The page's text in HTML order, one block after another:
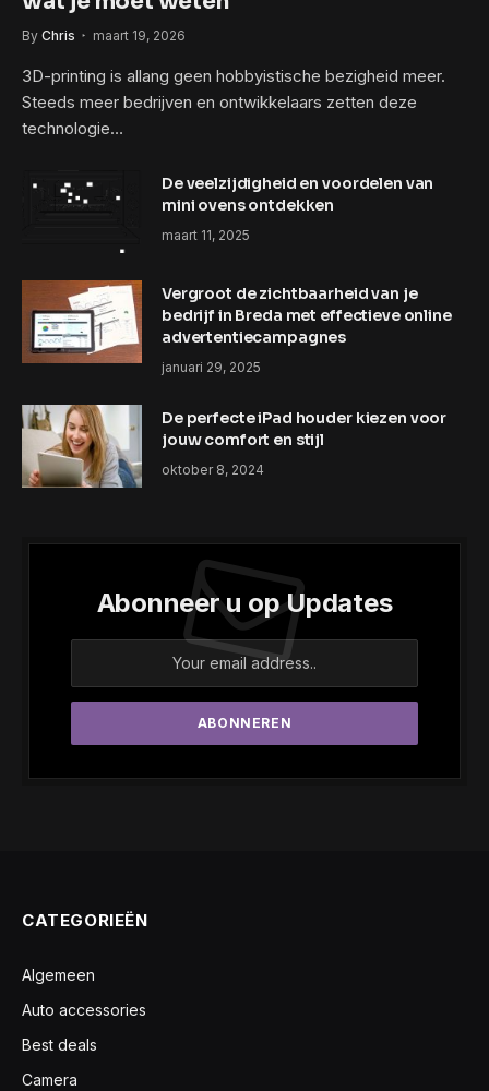
By Chris maart 19, 2026
3D-printing is allang geen hobbyistische bezigheid meer.
Steeds meer bedrijven en ontwikkelaars zetten deze
technologie…
De veelzijdigheid en voordelen van
mini ovens ontdekken
maart 11, 2025
Vergroot de zichtbaarheid van je
bedrijf in Breda met effectieve online
advertentiecampagnes
januari 29, 2025
De perfecte iPad houder kiezen voor
jouw comfort en stijl
oktober 8, 2024
Abonneer u op Updates
CATEGORIEËN
Algemeen
Auto accessories
Best deals
Camera